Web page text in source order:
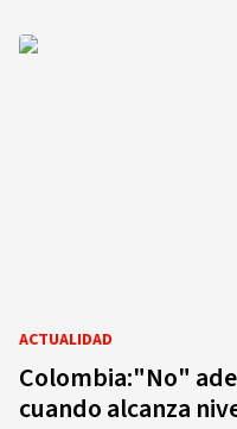
ACTUALIDAD
Colombia:"No"
cuando alcanza